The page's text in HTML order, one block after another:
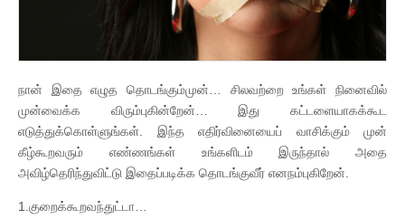
நான் இதை எழுத தொடங்கும்முன்… சிலவற்றை உங்கள் நினைவில்
முன்வைக்க விரும்புகின்றேன்… இது கட்டளையாகக்கூட
எடுத்துக்கொள்ளுங்கள். இந்த எதிர்வினையைப் வாசிக்கும் முன்
கீழ்கூறவரும் எண்ணங்கள் உங்களிடம் இருந்தால் அதை
அவிழ்தெரிந்துவிட்டு இதைப்படிக்க தொடங்குவீர் எனநம்புகிறேன்.
1.குறைக்கூறவந்துட்டா…